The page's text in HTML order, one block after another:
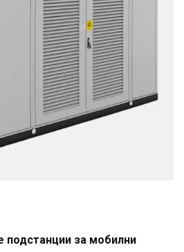
подстанции за мобилни